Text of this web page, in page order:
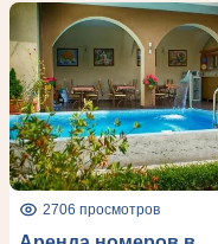
2706 просмотров